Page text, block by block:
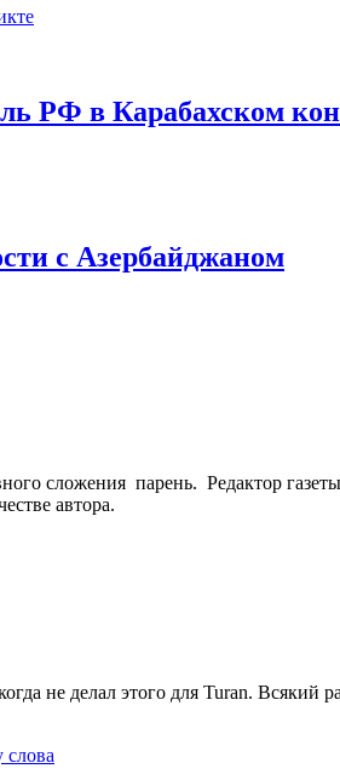
РФ в Карабахском
с Азербайджаном
сложения парень. Редактор
автора.
не делал этого для Turan. Всякий